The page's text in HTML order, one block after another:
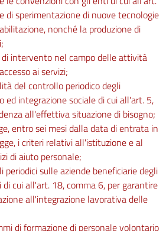
di sperimentazione di nuove tecnologie
nonché la produzione di
intervento nel campo delle attività
ai servizi;
del controllo periodico degli
integrazione sociale di cui all'art. 5,
all'effettiva situazione di bisogno;
entro sei mesi dalla data di entrata in
i criteri relativi all'istituzione e al
di aiuto personale;
sulle aziende beneficiarie degli
cui all'art. 18, comma 6, per garantire
all'integrazione lavorativa delle
di formazione di personale volontario